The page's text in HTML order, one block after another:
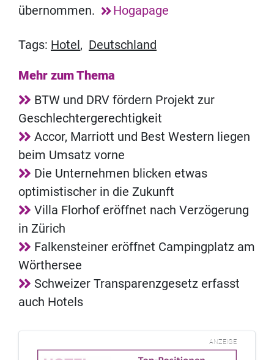
übernommen.
Hogapage
Tags: Hotel, Deutschland
Mehr zum Thema
BTW und DRV fördern Projekt zur
Geschlechtergerechtigkeit
Accor, Marriott und Best Western liegen
beim Umsatz vorne
Die Unternehmen blicken etwas
optimistischer in die Zukunft
Villa Florhof eröffnet nach Verzögerung
in Zürich
Falkensteiner eröffnet Campingplatz am
Wörthersee
Schweizer Transparenzgesetz erfasst
auch Hotels
ANZEIGE